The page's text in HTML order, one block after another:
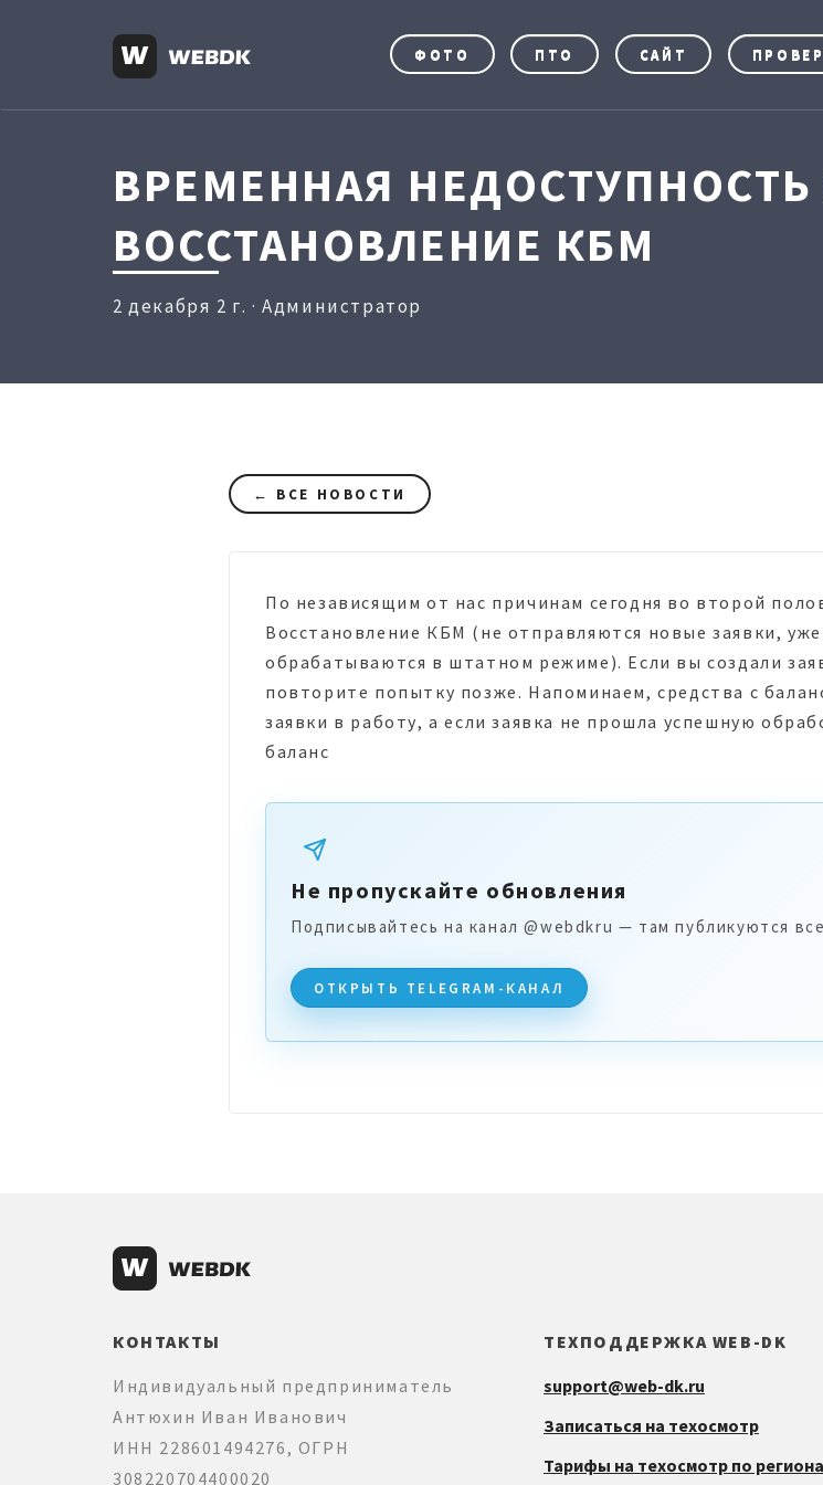
ФОТО ПТО САЙТ
ВРЕМЕННАЯ НЕДОСТУПНОСТЬ
ВОССТАНОВЛЕНИЕ КБМ
2 декабря 2 г. · Администратор
← ВСЕ НОВОСТИ
По независящим от нас причинам сегодня во второй
Восстановление КБМ (не отправляются новые заявки,
обрабатываются в штатном режиме). Если вы создали
повторите попытку позже. Напоминаем, средства с
заявки в работу, а если заявка не прошла успешную
баланс
Не пропускайте обновления
Подписывайтесь на канал @webdkru — там публикуются
ОТКРЫТЬ TELEGRAM-КАНАЛ
КОНТАКТЫ
Индивидуальный предприниматель
Антюхин Иван Иванович
ИНН 228601494276, ОГРН
308220704400020
ТЕХПОДДЕРЖКА WEB-DK
support@web-dk.ru
Записаться на техосмотр
Тарифы на техосмотр по